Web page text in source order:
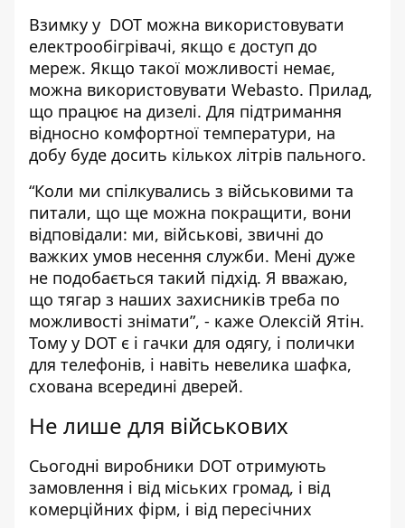
Взимку у DOT можна використовувати
електрообігрівачі, якщо є доступ до
мереж. Якщо такої можливості немає,
можна використовувати Webasto. Прилад,
що працює на дизелі. Для підтримання
відносно комфортної температури, на
добу буде досить кількох літрів пального.
“Коли ми спілкувались з військовими та
питали, що ще можна покращити, вони
відповідали: ми, військові, звичні до
важких умов несення служби. Мені дуже
не подобається такий підхід. Я вважаю,
що тягар з наших захисників треба по
можливості знімати”, - каже Олексій Ятін.
Тому у DOT є і гачки для одягу, і полички
для телефонів, і навіть невелика шафка,
схована всередині дверей.
Не лише для військових
Сьогодні виробники DOT отримують
замовлення і від міських громад, і від
комерційних фірм, і від пересічних